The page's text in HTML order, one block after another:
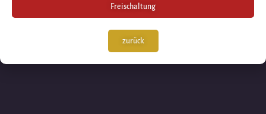
Freischaltung
zurück